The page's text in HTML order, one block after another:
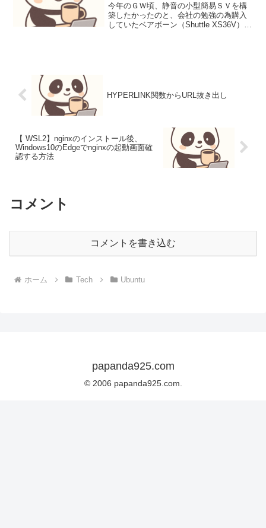
今年のＧＷ頃、静音の小型簡易ＳＶを構
築したかったのと、会社の勉強の為購入
していたベアボーン（Shuttle XS36V）の
HYPERLINK関数からURL抜き出し
【 WSL2】nginxのインストール後、
Windows10のEdgeでnginxの起動画面確
認する方法
コメント
コメントを書き込む
ホーム Tech Ubuntu
papanda925.com
© 2006 papanda925.com.